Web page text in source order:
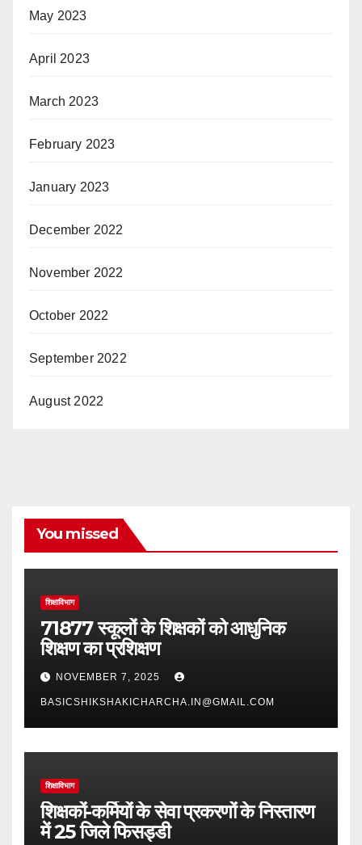
May 2023
April 2023
March 2023
February 2023
January 2023
December 2022
November 2022
October 2022
September 2022
August 2022
You missed
शिक्षाविभाग
71877 स्कूलों के शिक्षकों को आधुनिक
शिक्षण का प्रशिक्षण
NOVEMBER 7, 2025
BASICSHIKSHAKICHARCHA.IN@GMAIL.COM
शिक्षाविभाग
शिक्षकों-कर्मियों के सेवा प्रकरणों के निस्तारण
में 25 जिले फिसड्डी